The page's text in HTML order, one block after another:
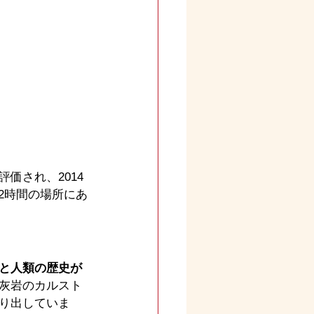
価され、2014
間の場所にあ
人類の歴史が
岩のカルスト
出していま